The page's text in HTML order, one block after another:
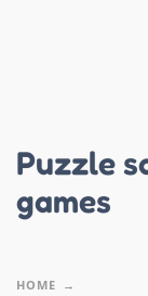
Puzzle
games
HOME